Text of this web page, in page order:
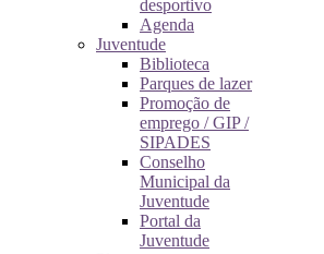
desportivo
Agenda
Juventude
Biblioteca
Parques de lazer
Promoção de
emprego / GIP /
SIPADES
Conselho
Municipal da
Juventude
Portal da
Juventude